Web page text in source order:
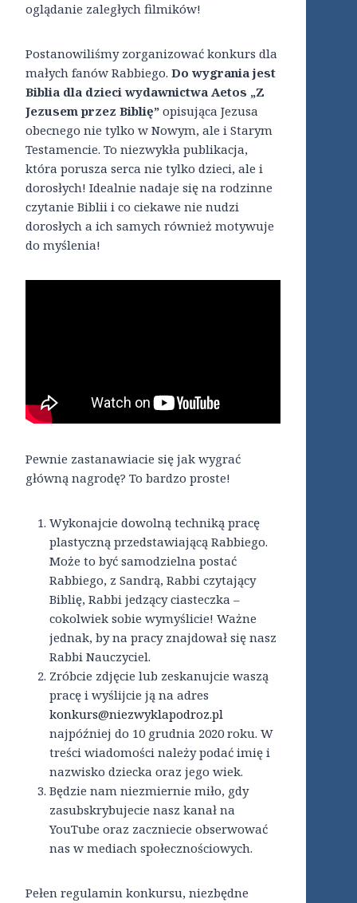
oglądanie zaległych filmików!
Postanowiliśmy zorganizować konkurs dla
małych fanów Rabbiego. Do wygrania jest
Biblia dla dzieci wydawnictwa Aetos „Z
Jezusem przez Biblię” opisująca Jezusa
obecnego nie tylko w Nowym, ale i Starym
Testamencie. To niezwykła publikacja,
która porusza serca nie tylko dzieci, ale i
dorosłych! Idealnie nadaje się na rodzinne
czytanie Biblii i co ciekawe nie nudzi
dorosłych a ich samych również motywuje
do myślenia!
Pewnie zastanawiacie się jak wygrać
główną nagrodę? To bardzo proste!
Wykonajcie dowolną techniką pracę
plastyczną przedstawiającą Rabbiego.
Może to być samodzielna postać
Rabbiego, z Sandrą, Rabbi czytający
Biblię, Rabbi jedzący ciasteczka –
cokolwiek sobie wymyślicie! Ważne
jednak, by na pracy znajdował się nasz
Rabbi Nauczyciel.
Zróbcie zdjęcie lub zeskanujcie waszą
pracę i wyślijcie ją na adres
konkurs@niezwyklapodroz.pl
najpóźniej do 10 grudnia 2020 roku. W
treści wiadomości należy podać imię i
nazwisko dziecka oraz jego wiek.
Będzie nam niezmiernie miło, gdy
zasubskrybujecie nasz kanał na
YouTube oraz zaczniecie obserwować
nas w mediach społecznościowych.
Pełen regulamin konkursu, niezbędne